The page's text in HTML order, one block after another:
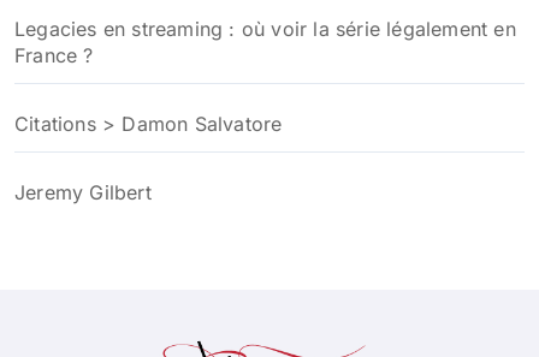
Legacies en streaming : où voir la série légalement en
France ?
Citations > Damon Salvatore
Jeremy Gilbert